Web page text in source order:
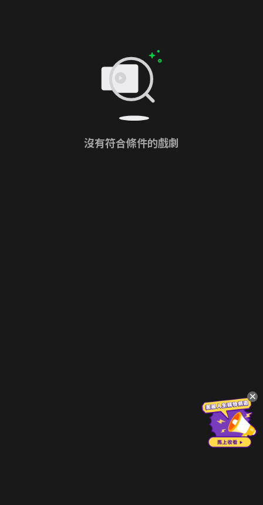
沒有符合條件的戲劇